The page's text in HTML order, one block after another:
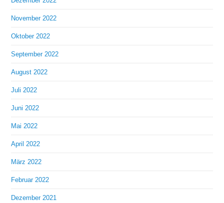
November 2022
Oktober 2022
September 2022
August 2022
Juli 2022
Juni 2022
Mai 2022
April 2022
März 2022
Februar 2022
Dezember 2021